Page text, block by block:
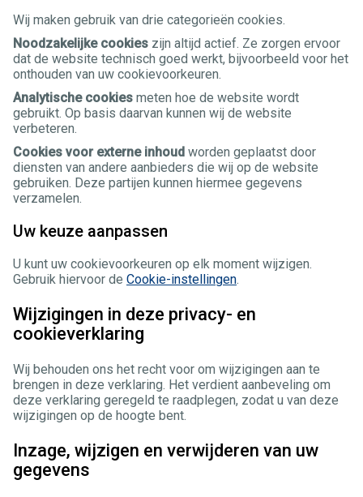
Wij maken gebruik van drie categorieën cookies.
Noodzakelijke cookies zijn altijd actief. Ze zorgen ervoor
dat de website technisch goed werkt, bijvoorbeeld voor het
onthouden van uw cookievoorkeuren.
Analytische cookies meten hoe de website wordt
gebruikt. Op basis daarvan kunnen wij de website
verbeteren.
Cookies voor externe inhoud worden geplaatst door
diensten van andere aanbieders die wij op de website
gebruiken. Deze partijen kunnen hiermee gegevens
verzamelen.
Uw keuze aanpassen
U kunt uw cookievoorkeuren op elk moment wijzigen.
Gebruik hiervoor de Cookie-instellingen.
Wijzigingen in deze privacy- en
cookieverklaring
Wij behouden ons het recht voor om wijzigingen aan te
brengen in deze verklaring. Het verdient aanbeveling om
deze verklaring geregeld te raadplegen, zodat u van deze
wijzigingen op de hoogte bent.
Inzage, wijzigen en verwijderen van uw
gegevens